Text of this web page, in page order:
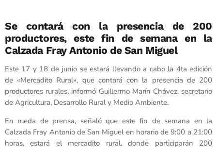
Se contará con la presencia de 200
productores, este fin de semana en la
Calzada Fray Antonio de San Miguel
Este 17 y 18 de junio se estará llevando a cabo la 4ta edición
de «Mercadito Rural», que contará con la presencia de 200
productores rurales, informó Guillermo Marín Chávez, secretario
de Agricultura, Desarrollo Rural y Medio Ambiente.
En rueda de prensa, señaló que este fin de semana en la
Calzada Fray Antonio de San Miguel en horario de 9:00 a 21:00
horas, estará el mercadito rural, donde participarán 200